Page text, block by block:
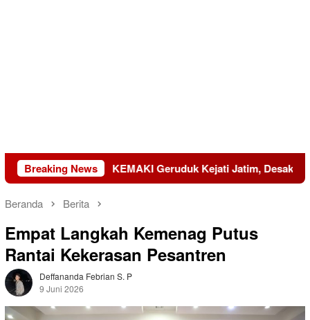
Breaking News
KEMAKI Geruduk Kejati Jatim, Desak Usut Dugaan
Beranda Berita
Empat Langkah Kemenag Putus
Rantai Kekerasan Pesantren
Deffananda Febrian S. P
9 Juni 2026